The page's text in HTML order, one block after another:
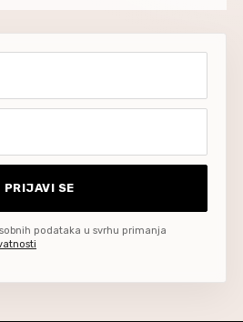
PRIJAVI SE
podataka u svrhu primanja